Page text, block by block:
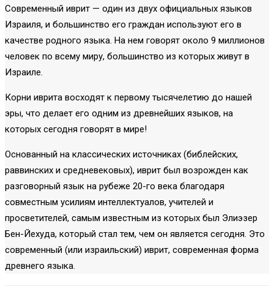
Современный иврит — один из двух официальных языков
Израиля, и большинство его граждан используют его в
качестве родного языка. На нем говорят около 9 миллионов
человек по всему миру, большинство из которых живут в
Израиле.
Корни иврита восходят к первому тысячелетию до нашей
эры, что делает его одним из древнейших языков, на
которых сегодня говорят в мире!
Основанный на классических источниках (библейских,
раввинских и средневековых), иврит был возрожден как
разговорный язык на рубеже 20-го века благодаря
совместным усилиям интеллектуалов, учителей и
просветителей, самым известным из которых был Элиэзер
Бен-Йехуда, который стал тем, чем он является сегодня. Это
современный (или израильский) иврит, современная форма
древнего языка.